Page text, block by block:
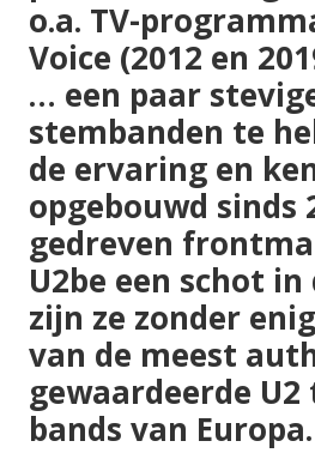
o.a. TV-
Voice (2012 en
… een paar
stembanden te
de ervaring en
opgebouwd sinds
gedreven
U2be een schot
zijn ze zonder
van de meest
gewaardeerde
bands van Europa.